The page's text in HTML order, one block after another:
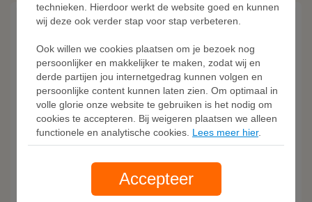
technieken. Hierdoor werkt de website goed en kunnen
wij deze ook verder stap voor stap verbeteren.
Ook willen we cookies plaatsen om je bezoek nog
persoonlijker en makkelijker te maken, zodat wij en
derde partijen jou internetgedrag kunnen volgen en
persoonlijke content kunnen laten zien. Om optimaal in
volle glorie onze website te gebruiken is het nodig om
cookies te accepteren. Bij weigeren plaatsen we alleen
functionele en analytische cookies. Lees meer hier.
Accepteer